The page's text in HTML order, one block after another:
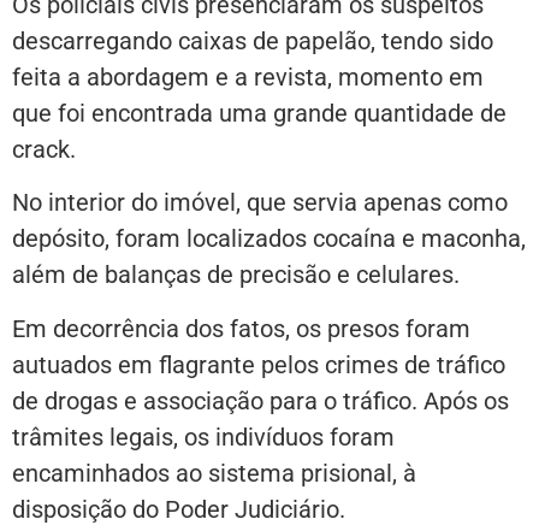
descarregando caixas de papelão, tendo sido
feita a abordagem e a revista, momento em
que foi encontrada uma grande quantidade de
crack.
No interior do imóvel, que servia apenas como
depósito, foram localizados cocaína e maconha,
além de balanças de precisão e celulares.
Em decorrência dos fatos, os presos foram
autuados em flagrante pelos crimes de tráfico
de drogas e associação para o tráfico. Após os
trâmites legais, os indivíduos foram
encaminhados ao sistema prisional, à
disposição do Poder Judiciário.